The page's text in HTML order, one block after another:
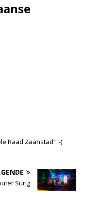
Raad Zaanstad” :-)
Surig